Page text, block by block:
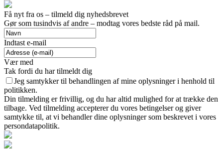
Få nyt fra os – tilmeld dig nyhedsbrevet
Gør som tusindvis af andre – modtag vores bedste råd på mail.
Indtast e-mail
Vær med
Tak fordi du har tilmeldt dig
Jeg samtykker til behandlingen af mine oplysninger i henhold til
politikken.
Din tilmelding er frivillig, og du har altid mulighed for at trække den
tilbage. Ved tilmelding accepterer du vores betingelser og giver
samtykke til, at vi behandler dine oplysninger som beskrevet i vores
persondatapolitik.